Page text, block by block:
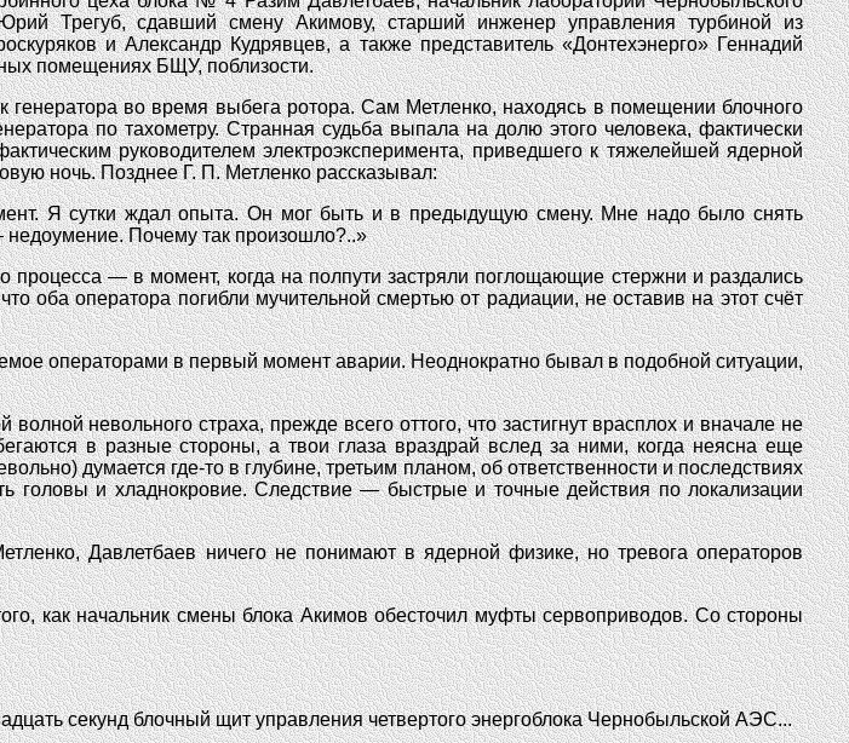
Трегуб, сдавший смену Акимову, старший инженер управления турбиной из
и Александр Кудрявцев, а также представитель «Донтехэнерго» Геннадий
помещениях БЩУ, поблизости.
генератора во время выбега ротора. Сам Метленко, находясь в помещении блочного
по тахометру. Странная судьба выпала на долю этого человека, фактически
руководителем электроэксперимента, приведшего к тяжелейшей ядерной
ночь. Позднее Г. П. Метленко рассказывал:
Я сутки ждал опыта. Он мог быть и в предыдущую смену. Мне надо было снять
Почему так произошло?..»
— в момент, когда на полпути застряли поглощающие стержни и раздались
оба оператора погибли мучительной смертью от радиации, не оставив на этот счёт
операторами в первый момент аварии. Неоднократно бывал в подобной ситуации,
невольного страха, прежде всего оттого, что застигнут врасплох и вначале не
в разные стороны, а твои глаза враздрай вслед за ними, когда неясна еще
думается где-то в глубине, третьим планом, об ответственности и последствиях
головы и хладнокровие. Следствие — быстрые и точные действия по локализации
Давлетбаев ничего не понимают в ядерной физике, но тревога операторов
как начальник смены блока Акимов обесточил муфты сервоприводов. Со стороны
секунд блочный щит управления четвертого энергоблока Чернобыльской АЭС...